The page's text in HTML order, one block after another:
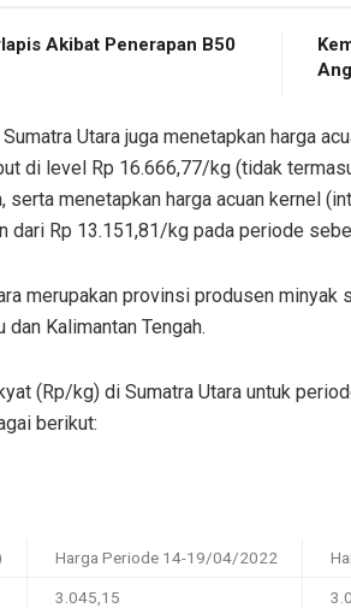
Akibat Penerapan B50
Utara juga menetapkan harga
di level Rp 16.666,77/kg (tidak
serta menetapkan harga acuan kernel
dari Rp 13.151,81/kg pada periode
merupakan provinsi produsen
Kalimantan Tengah.
(Rp/kg) di Sumatra Utara untuk
berikut:
Harga Periode 14-19/04/2022
3.045,15